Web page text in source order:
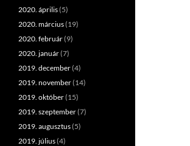
2020. április(5)
2020. március(19)
2020. február(9)
2020. január(7)
2019. december(4)
2019. november(14)
2019. október(15)
2019. szeptember(7)
2019. augusztus(5)
2019. július(4)